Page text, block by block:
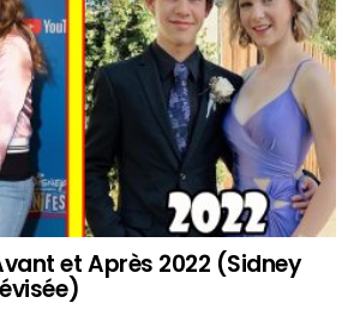
et Après 2022 (Sidney